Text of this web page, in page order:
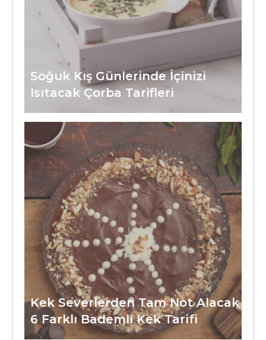
Soğuk Kış Günlerinde İçinizi
Isıtacak Çorba Tarifleri
Kek Severlerden Tam Not Alacak
6 Farklı Bademli Kek Tarifi